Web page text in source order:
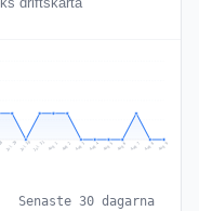
driftskarta
Jul 29 Jul 30 Jul 31 Aug 1 Aug 2 Aug 3 Aug 4 Aug 5 Aug 6 Aug 7 Aug 8 Aug 9
Senaste 30 dagarna